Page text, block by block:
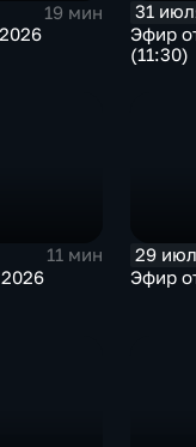
19 мин
31
Эфир
(11:30)
11 мин
29
Эфир